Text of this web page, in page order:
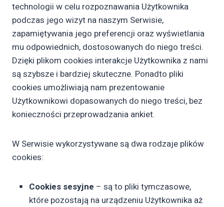
technologii w celu rozpoznawania Użytkownika
podczas jego wizyt na naszym Serwisie,
zapamiętywania jego preferencji oraz wyświetlania
mu odpowiednich, dostosowanych do niego treści.
Dzięki plikom cookies interakcje Użytkownika z nami
są szybsze i bardziej skuteczne. Ponadto pliki
cookies umożliwiają nam prezentowanie
Użytkownikowi dopasowanych do niego treści, bez
konieczności przeprowadzania ankiet.
W Serwisie wykorzystywane są dwa rodzaje plików
cookies:
Cookies sesyjne – są to pliki tymczasowe,
które pozostają na urządzeniu Użytkownika aż